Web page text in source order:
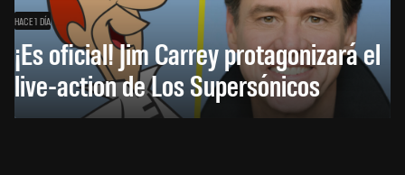
HACE 1 DÍA
¡Es oficial! Jim Carrey protagonizará el
live-action de Los Supersónicos